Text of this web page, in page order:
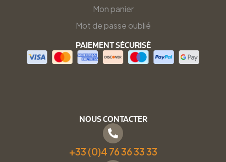
Mon panier
Mot de passe oublié
PAIEMENT SÉCURISÉ
NOUS CONTACTER
+33 (0)4 76 36 33 33